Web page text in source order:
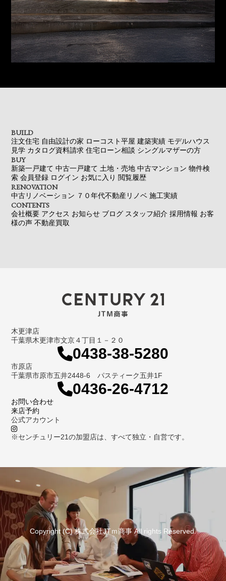
BUILD
注文住宅 自由設計の家 ローコスト平屋 建築実績 モデルハウス
見学 カタログ資料請求 住宅ローン相談 シングルマザーの方
BUY
新築一戸建て 中古一戸建て 土地・売地 中古マンション 物件検
索 会員登録 ログイン お気に入り 閲覧履歴
RENOVATION
中古リノベーション ７０年代不動産リノベ 施工実績
CONTENTS
会社概要 アクセス お知らせ ブログ スタッフ紹介 採用情報 お客
様の声 不動産買取
木更津店
千葉県木更津市文京４丁目１－２０
0438-38-5280
市原店
千葉県市原市五井2448-6 パスティーク五井1F
0436-26-4712
お問い合わせ
来店予約
公式アカウント
※センチュリー21の加盟店は、すべて独立・自営です。
Copyright (C) 株式会社JTｍ商事 All rights Reserved.